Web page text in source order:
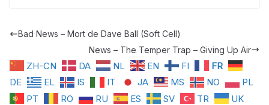
Bad News – Mort de Dave Ball (Soft Cell)
News – The Temper Trap – Giving Up Air
ZH-CN DA NL EN FI
FR
DE
EL IS IT JA MS NO
PL
PT
RO RU ES SV TR UK